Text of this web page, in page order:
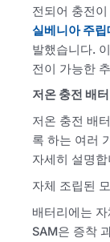
전되어 충전
실베니아 주립
발했습니다.
전이 가능한
저온 충전 배
저온 충전 배
록 하는 여러
자세히 설명합
자체 조립된
배터리에는
SAM은 증착